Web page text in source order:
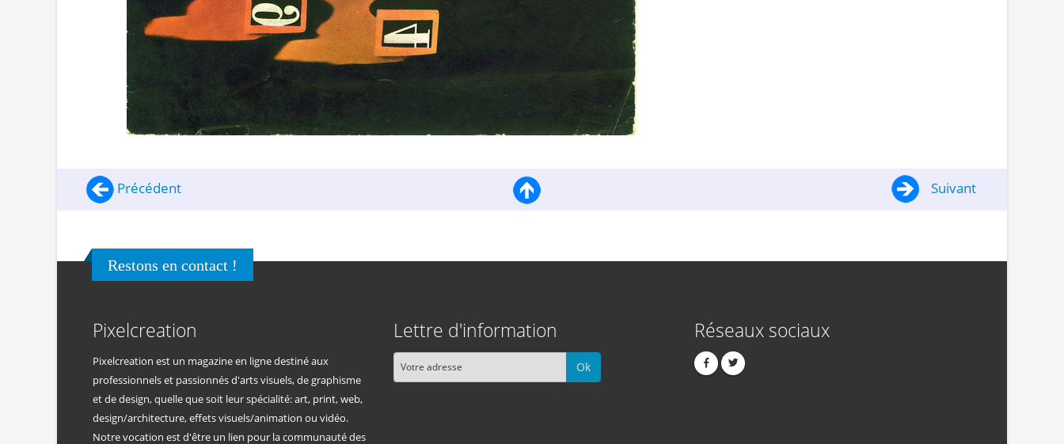
Précédent Suivant
Restons en contact !
Pixelcreation
Pixelcreation est un magazine en ligne destiné aux
professionnels et passionnés d'arts visuels, de graphisme
et de design, quelle que soit leur spécialité: art, print, web,
design/architecture, effets visuels/animation ou vidéo.
Notre vocation est d'être un lien pour la communauté des
Lettre d'information
Ok
Réseaux sociaux